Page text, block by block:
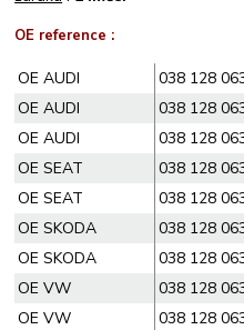
OE reference :
OE AUDI
038 128
OE AUDI
038 128
OE AUDI
038 128
OE SEAT
038 128
OE SEAT
038 128
OE SKODA
038 128
OE SKODA
038 128
OE VW
038 128
OE VW
038 128